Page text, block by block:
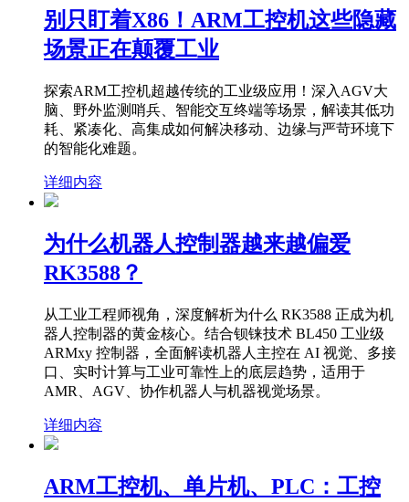
别只盯着X86！ARM工控机这些隐藏
场景正在颠覆工业
探索ARM工控机超越传统的工业级应用！深入AGV大
脑、野外监测哨兵、智能交互终端等场景，解读其低功
耗、紧凑化、高集成如何解决移动、边缘与严苛环境下
的智能化难题。
详细内容
为什么机器人控制器越来越偏爱
RK3588？
从工业工程师视角，深度解析为什么 RK3588 正成为机
器人控制器的黄金核心。结合钡铼技术 BL450 工业级
ARMxy 控制器，全面解读机器人主控在 AI 视觉、多接
口、实时计算与工业可靠性上的底层趋势，适用于
AMR、AGV、协作机器人与机器视觉场景。
详细内容
ARM工控机、单片机、PLC：工控